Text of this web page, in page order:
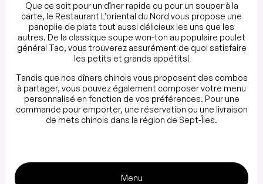
Que ce soit pour un dîner rapide ou pour un souper à la
carte, le Restaurant L’oriental du Nord vous propose une
panoplie de plats tout aussi délicieux les uns que les
autres. De la classique soupe won-ton au populaire poulet
général Tao, vous trouverez assurément de quoi satisfaire
les petits et grands appétits!
Tandis que nos dîners chinois vous proposent des combos
à partager, vous pouvez également composer votre menu
personnalisé en fonction de vos préférences. Pour une
commande pour emporter, une réservation ou une livraison
de mets chinois dans la région de Sept-Îles.
Menu